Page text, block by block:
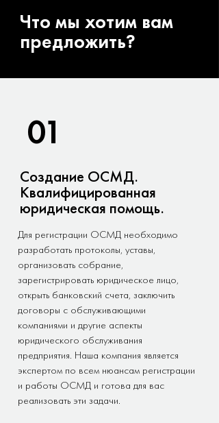
Что мы хотим вам
предложить?
01
Создание ОСМД.
Квалифицированная
юридическая помощь.
Для регистрации ОСМД необходимо
разработать протоколы, уставы,
организовать собрание,
зарегистрировать юридическое лицо,
открыть банковский счета, заключить
договоры с обслуживающими
компаниями и другие аспекты
юридического обслуживания
предприятия. Наша компания является
экспертом по всем нюансам регистрации
и работы ОСМД и готова для вас
реализовать эти задачи.